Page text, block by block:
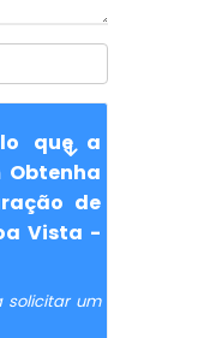
que a
de
Vista -
solicitar um